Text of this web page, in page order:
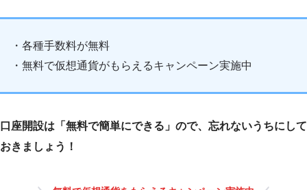
・各種手数料が無料
・無料で仮想通貨がもらえるキャンペーン実施中
口座開設は「無料で簡単にできる」ので、忘れないうちにして
おきましょう！